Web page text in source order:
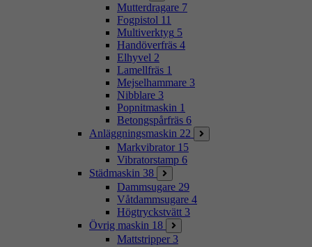
Mutterdragare 7
Fogpistol 11
Multiverktyg 5
Handöverfräs 4
Elhyvel 2
Lamellfräs 1
Mejselhammare 3
Nibblare 3
Popnitmaskin 1
Betongspårfräs 6
Anläggningsmaskin 22
Markvibrator 15
Vibratorstamp 6
Städmaskin 38
Dammsugare 29
Våtdammsugare 4
Högtryckstvätt 3
Övrig maskin 18
Mattstripper 3